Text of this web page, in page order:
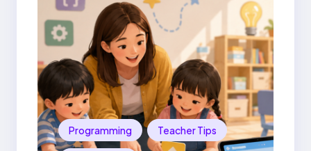
Programming Teacher Tips